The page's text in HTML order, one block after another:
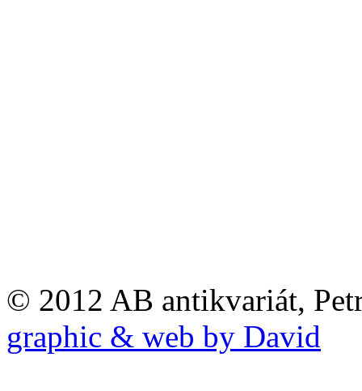
© 2012 AB antikvariát,
graphic & web by David